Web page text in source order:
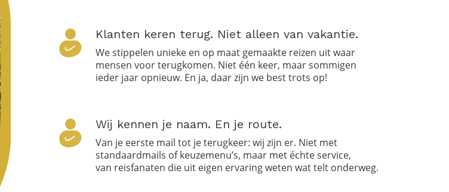
Klanten keren terug. Niet alleen van vakantie.
We stippelen unieke en op maat gemaakte reizen uit waar
mensen voor terugkomen. Niet één keer, maar sommigen
ieder jaar opnieuw. En ja, daar zijn we best trots op!
Wij kennen je naam. En je route.
Van je eerste mail tot je terugkeer: wij zijn er. Niet met
standaardmails of keuzemenu’s, maar met échte service,
van reisfanaten die uit eigen ervaring weten wat telt onderweg.